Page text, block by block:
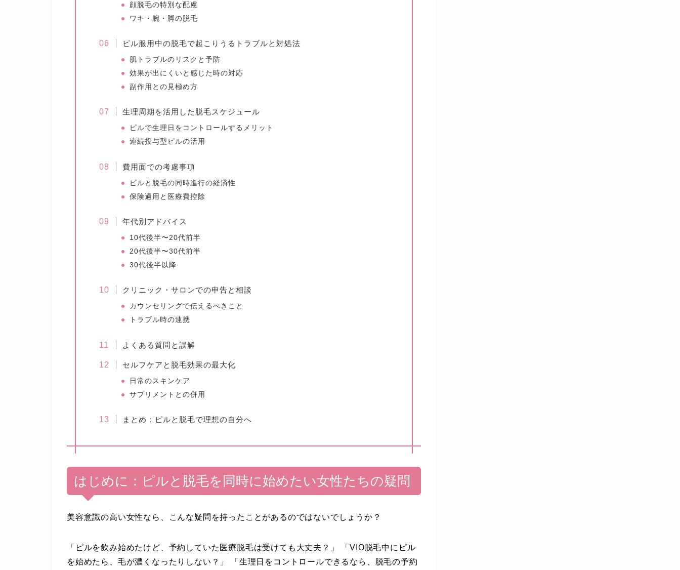
顔脱毛の特別な配慮
ワキ・腕・脚の脱毛
ピル服用中の脱毛で起こりうるトラブルと対処法
肌トラブルのリスクと予防
効果が出にくいと感じた時の対応
副作用との見極め方
生理周期を活用した脱毛スケジュール
ピルで生理日をコントロールするメリット
連続投与型ピルの活用
費用面での考慮事項
ピルと脱毛の同時進行の経済性
保険適用と医療費控除
年代別アドバイス
10代後半〜20代前半
20代後半〜30代前半
30代後半以降
クリニック・サロンでの申告と相談
カウンセリングで伝えるべきこと
トラブル時の連携
よくある質問と誤解
セルフケアと脱毛効果の最大化
日常のスキンケア
サプリメントとの併用
まとめ：ピルと脱毛で理想の自分へ
はじめに：ピルと脱毛を同時に始めたい女性たちの疑問
美容意識の高い女性なら、こんな疑問を持ったことがあるのではないでしょうか？
「ピルを飲み始めたけど、予約していた医療脱毛は受けても大丈夫？」 「VIO脱毛中にピル
を始めたら、毛が濃くなったりしない？」 「生理日をコントロールできるなら、脱毛の予約